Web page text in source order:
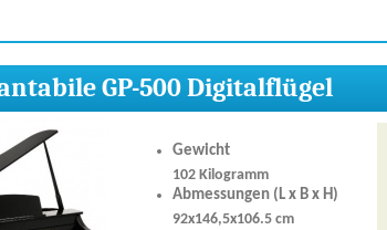
GP-500 Digitalflügel
Gewicht
102 Kilogramm
Abmessungen (L x B x H)
92x146,5x106.5 cm